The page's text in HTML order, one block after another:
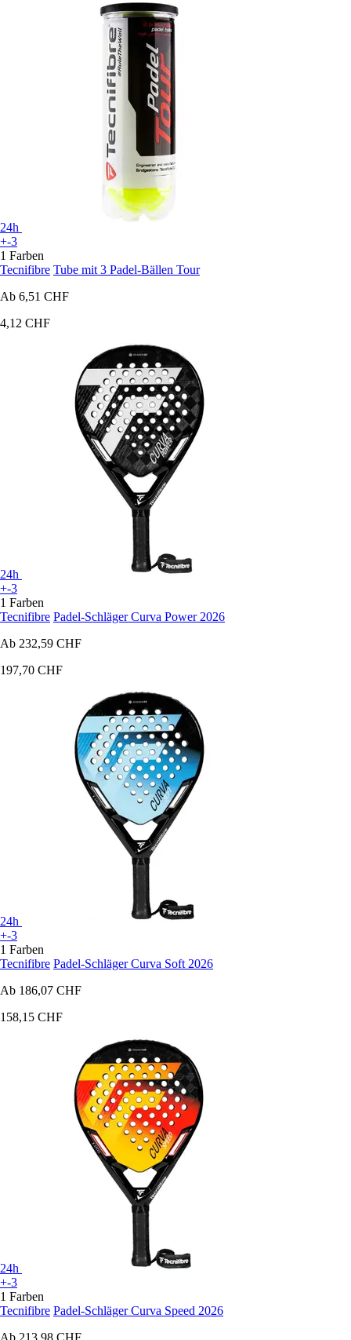
24h
+-3
1 Farben
Tecnifibre Tube mit 3 Padel-Bällen Tour
Ab 6,51 CHF
4,12 CHF
24h
+-3
1 Farben
Tecnifibre Padel-Schläger Curva Power 2026
Ab 232,59 CHF
197,70 CHF
24h
+-3
1 Farben
Tecnifibre Padel-Schläger Curva Soft 2026
Ab 186,07 CHF
158,15 CHF
24h
+-3
1 Farben
Tecnifibre Padel-Schläger Curva Speed 2026